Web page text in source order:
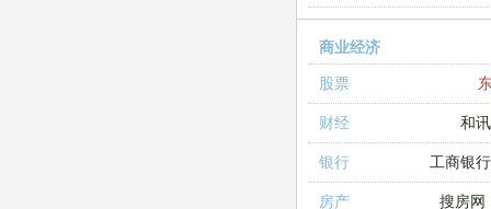
商业经济
股票
财经 和
银行 工商银行
房产 搜房网